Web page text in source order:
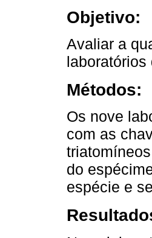
Objetivo:
Avaliar a
laboratórios
Métodos:
Os nove
com as
do
espécie e